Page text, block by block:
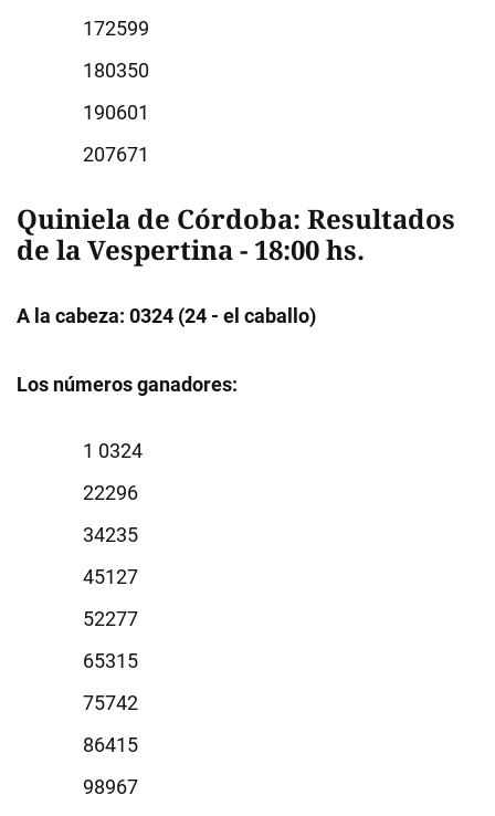
2599
0350
0601
7671
Quiniela de Córdoba: Resultados
de la Vespertina - 18:00 hs.
A la cabeza: 0324 (24 - el caballo)
Los números ganadores:
0324
2296
4235
5127
2277
5315
5742
6415
8967